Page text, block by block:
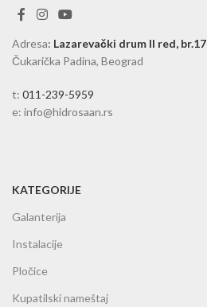
Adresa: Lazarevački drum II red, br.17
Čukarička Padina, Beograd
t: 011-239-5959
e: info@hidrosaan.rs
KATEGORIJE
Galanterija
Instalacije
Pločice
Kupatilski nameštaj